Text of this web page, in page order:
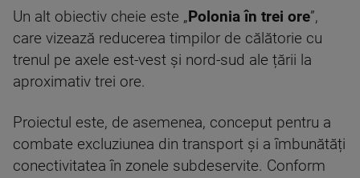
Un alt obiectiv cheie este „ Polonia în trei ore”,
care vizează reducerea timpilor de călătorie cu
trenul pe axele est-vest și nord-sud ale țării la
aproximativ trei ore.
Proiectul este, de asemenea, conceput pentru a
combate excluziunea din transport și a îmbunătăți
conectivitatea în zonele subdeservite. Conform